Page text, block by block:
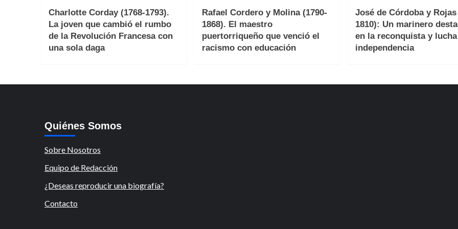
Charlotte Corday (1768-1793).
La joven que cambió el rumbo
de la Revolución Francesa con
una sola daga
Rafael Cordero y Molina (1790-
1868). El maestro
puertorriqueño que venció el
racismo con educación
José de Córdoba y Rojas
1810): Un marinero
en la reconquista y
independencia
Quiénes Somos
Sobre Nosotros
Equipo de Redacción
¿Deseas reproducir una biografía?
Contacto